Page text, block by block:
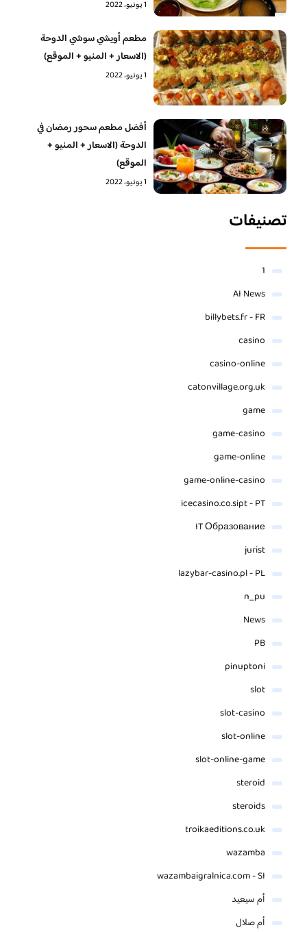
1 يونيو، 2022
مطعم أويشي سوشي الدوحة
(الاسعار + المنيو + الموقع)
1 يونيو، 2022
أفضل مطعم سحور رمضان في
الدوحة (الاسعار + المنيو +
الموقع)
1 يونيو، 2022
تصنيفات
1
AI News
billybets.fr - FR
casino
casino-online
catonvillage.org.uk
game
game-casino
game-online
game-online-casino
icecasino.co.sipt - PT
IT Образование
jurist
lazybar-casino.pl - PL
n_pu
News
PB
pinuptoni
slot
slot-casino
slot-online
slot-online-game
steroid
steroids
troikaeditions.co.uk
wazamba
wazambaigralnica.com - SI
أم سيعيد
أم صلال